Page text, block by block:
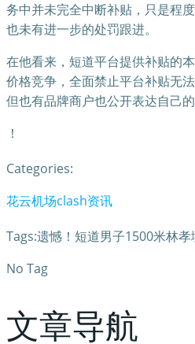
务中并未完全中断补贴，只是程
也未有进一步的处罚跟进。
在他看来，短道平台提供补贴的
价格竞争，全面禁止平台补贴无
但也有品牌商户也公开表达自己的
！
Categories:
花云机场clash资讯
Tags:遗憾！短道男子1500米林孝
No Tag
文章导航